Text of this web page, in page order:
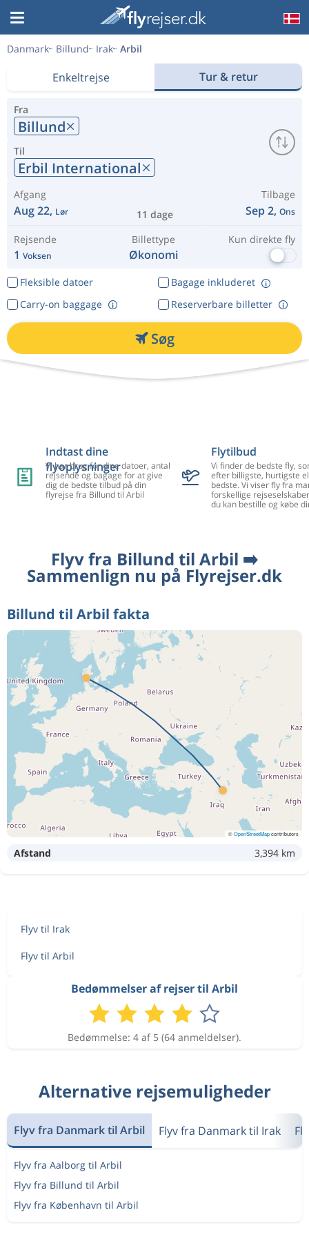
Danmark Billund Irak Arbil
Enkeltrejse Tur & retur
Fra
Billund
Til
Erbil International
Afgang
Aug 22, Lør 11 dage
Tilbage
Sep 2, Ons
Rejsende
1 Voksen
Billettype
Økonomi
Kun direkte fly
Fleksible datoer
Bagage inkluderet
Reserverbare billetter
Carry-on baggage
Søg
Indtast dine
flyoplysninger
Vi har brug for dine datoer, antal
rejsende og bagage for at give
dig de bedste tilbud på din
flyrejse fra Billund til Arbil
Flytilbud
Vi finder de bedste fly,
efter billigste, hurtigste
bedste. Vi viser fly fra
forskellige
du kan bestille og købe
Flyv fra Billund til Arbil ➡️
Sammenlign nu på Flyrejser.dk
Billund til Arbil fakta
©OpenStreetMapcontributors
Afstand 3,394 km
Flyv til Irak
Flyv til Arbil
Bedømmelser af rejser til Arbil
Bedømmelse: 4 af 5 (64 anmeldelser).
Alternative rejsemuligheder
Flyv fra Danmark til Arbil Flyv fra Danmark til Irak
Flyv fra Aalborg til Arbil
Flyv fra Billund til Arbil
Flyv fra København til Arbil